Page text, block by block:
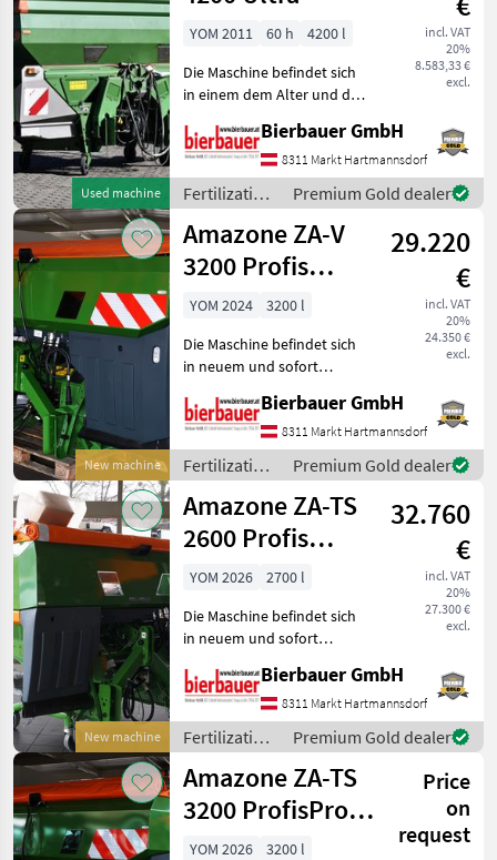
2000
Special
2600
Show
all
MARKETPLACE
Marketplace
Dealer
offers
Classifieds
Amazone
Used machine
incl. VAT
20%
8.583,33 €
excl.
YOM 2011 60 h
4200 l
Die Maschine befindet sich
in einem dem Alter und der
Zustand und kann nach
telefonischer Vereinbarung
gerne vor Ort besichtigt
und geprüft we
Bierbauer GmbH
8311 Markt Hartmannsdorf
Fertilization
and
irrigation
equipment /
Amazone
Premium Gold dealer
New machine
Amazone ZA-V
3200 Profis
Hydro
29.220
€
incl. VAT
20%
24.350 €
excl.
YOM 2024
3200 l
Die Maschine befindet sich
in neuem und sofort
und kann nach
telefonischer Vereinbarung
gerne vor Ort besichtigt
werden. Neumaschine sofo
Bierbauer GmbH
8311 Markt Hartmannsdorf
Fertilization
and
irrigation
equipment /
Amazone
Premium Gold dealer
New machine
Amazone ZA-TS
2600 Profis
Hydro
32.760
€
incl. VAT
20%
27.300 €
excl.
YOM 2026
2700 l
Die Maschine befindet sich
in neuem und sofort
und kann nach
telefonischer Vereinbarung
gerne vor Ort besichtigt
werden. Neumaschine sofo
Bierbauer GmbH
8311 Markt Hartmannsdorf
Fertilization
and
irrigation
equipment /
Amazone
Premium Gold dealer
Amazone ZA-TS
3200 ProfisPro
Hydro
Price
on
request
YOM 2026
3200 l